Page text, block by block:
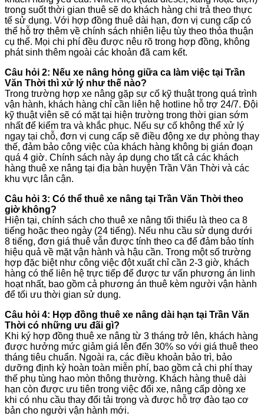
trong suốt thời gian thuê sẽ do khách hàng chi trả theo thực
tế sử dụng. Với hợp đồng thuê dài hạn, đơn vị cung cấp có
thể hỗ trợ thêm về chính sách nhiên liệu tùy theo thỏa thuận
cụ thể. Mọi chi phí đều được nêu rõ trong hợp đồng, không
phát sinh thêm ngoài các khoản đã cam kết.
Câu hỏi 2: Nếu xe nâng hỏng giữa ca làm việc tại Trần
Văn Thời thì xử lý như thế nào?
Trong trường hợp xe nâng gặp sự cố kỹ thuật trong quá trình
vận hành, khách hàng chỉ cần liên hệ hotline hỗ trợ 24/7. Đội
kỹ thuật viên sẽ có mặt tại hiện trường trong thời gian sớm
nhất để kiểm tra và khắc phục. Nếu sự cố không thể xử lý
ngay tại chỗ, đơn vị cung cấp sẽ điều động xe dự phòng thay
thế, đảm bảo công việc của khách hàng không bị gián đoạn
quá 4 giờ. Chính sách này áp dụng cho tất cả các khách
hàng thuê xe nâng tại địa bàn huyện Trần Văn Thời và các
khu vực lân cận.
Câu hỏi 3: Có thể thuê xe nâng tại Trần Văn Thời theo
giờ không?
Hiện tại, chính sách cho thuê xe nâng tối thiểu là theo ca 8
tiếng hoặc theo ngày (24 tiếng). Nếu nhu cầu sử dụng dưới
8 tiếng, đơn giá thuê vẫn được tính theo ca để đảm bảo tính
hiệu quả về mặt vận hành và hậu cần. Trong một số trường
hợp đặc biệt như công việc đột xuất chỉ cần 2-3 giờ, khách
hàng có thể liên hệ trực tiếp để được tư vấn phương án linh
hoạt nhất, bao gồm cả phương án thuê kèm người vận hành
để tối ưu thời gian sử dụng.
Câu hỏi 4: Hợp đồng thuê xe nâng dài hạn tại Trần Văn
Thời có những ưu đãi gì?
Khi ký hợp đồng thuê xe nâng từ 3 tháng trở lên, khách hàng
được hưởng mức giảm giá lên đến 30% so với giá thuê theo
tháng tiêu chuẩn. Ngoài ra, các điều khoản bảo trì, bảo
dưỡng định kỳ hoàn toàn miễn phí, bao gồm cả chi phí thay
thế phụ tùng hao mòn thông thường. Khách hàng thuê dài
hạn còn được ưu tiên trong việc đổi xe, nâng cấp dòng xe
khi có nhu cầu thay đổi tải trọng và được hỗ trợ đào tạo cơ
bản cho người vận hành mới.